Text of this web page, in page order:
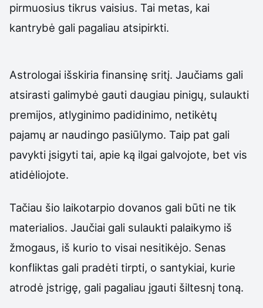
pirmuosius tikrus vaisius. Tai metas, kai
kantrybė gali pagaliau atsipirkti.
Astrologai išskiria finansinę sritį. Jaučiams gali
atsirasti galimybė gauti daugiau pinigų, sulaukti
premijos, atlyginimo padidinimo, netikėtų
pajamų ar naudingo pasiūlymo. Taip pat gali
pavykti įsigyti tai, apie ką ilgai galvojote, bet vis
atidėliojote.
Tačiau šio laikotarpio dovanos gali būti ne tik
materialios. Jaučiai gali sulaukti palaikymo iš
žmogaus, iš kurio to visai nesitikėjo. Senas
konfliktas gali pradėti tirpti, o santykiai, kurie
atrodė įstrigę, gali pagaliau įgauti šiltesnį toną.